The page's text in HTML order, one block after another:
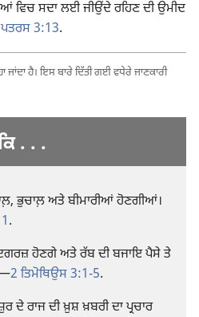
ਵਿਚ ਸਦਾ ਲਈ ਜੀਉਂਦੇ ਰਹਿਣ ਦੀ ਉਮੀਦ
3:13.
ਜਾਂਦਾ ਹੈ। ਇਸ ਬਾਰੇ ਦਿੱਤੀ ਗਈ ਵਧੇਰੇ ਜਾਣਕਾਰੀ
. . .
ਭੁਚਾਲ਼ ਅਤੇ ਬੀਮਾਰੀਆਂ ਹੋਣਗੀਆਂ।​
.
ਹੋਣਗੇ ਅਤੇ ਰੱਬ ਦੀ ਬਜਾਇ ਪੈਸੇ ਤੇ
2 ਤਿਮੋਥਿਉਸ 3:1-5.
ਦੇ ਰਾਜ ਦੀ ਖ਼ੁਸ਼ ਖ਼ਬਰੀ ਦਾ ਪ੍ਰਚਾਰ